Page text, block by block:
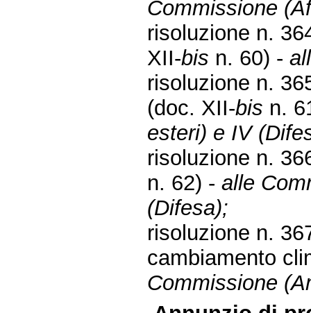
Commissione
risoluzione n.
XII-bis n. 60) -
risoluzione n.
(doc. XII-bis n.
esteri) e IV
risoluzione n.
n. 62) -alle
(Difesa);
risoluzione n.
cambiamento
Commissione